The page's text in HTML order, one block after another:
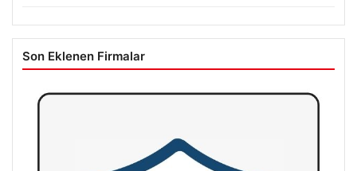
Son Eklenen Firmalar